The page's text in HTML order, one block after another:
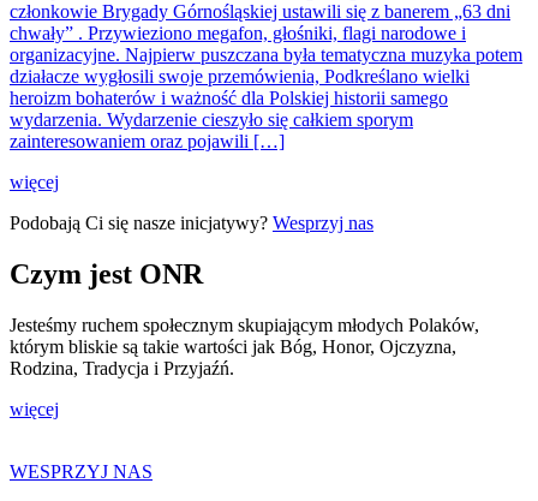
członkowie Brygady Górnośląskiej ustawili się z banerem „63 dni
chwały” . Przywieziono megafon, głośniki, flagi narodowe i
organizacyjne. Najpierw puszczana była tematyczna muzyka potem
działacze wygłosili swoje przemówienia, Podkreślano wielki
heroizm bohaterów i ważność dla Polskiej historii samego
wydarzenia. Wydarzenie cieszyło się całkiem sporym
zainteresowaniem oraz pojawili […]
więcej
Podobają Ci się nasze inicjatywy? Wesprzyj nas
Czym jest ONR
Jesteśmy ruchem społecznym skupiającym młodych Polaków,
którym bliskie są takie wartości jak Bóg, Honor, Ojczyzna,
Rodzina, Tradycja i Przyjaźń.
więcej
WESPRZYJ NAS